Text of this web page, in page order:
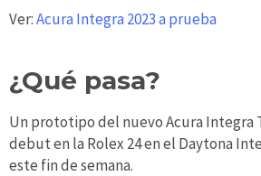
Ver:Acura Integra 2023 a prueba
¿Qué pasa?
Un prototipo del nuevo Acura Integra
debut en la Rolex 24 en el Daytona
este fin de semana.